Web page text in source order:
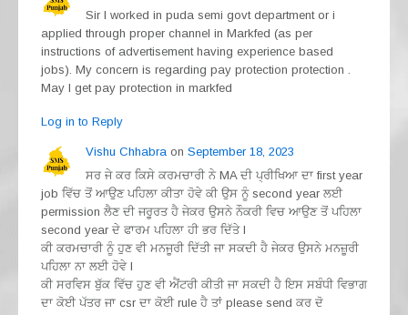
Sir I worked in puda semi govt department or i
applied through proper channel in Markfed (as per
instructions of advertisement having experience based
jobs). My concern is regarding pay protection protection .
May I get pay protection in markfed
Log in to Reply
Vishu Chhabra on September 18, 2023
ਸਰ ਜੇ ਕਰ ਕਿਸੇ ਕਰਮਚਾਰੀ ਨੇ MA ਦੀ ਪ੍ਰੀਖਿਆ ਦਾ first year
job ਵਿੱਚ ਤੋਂ ਆਉਣ ਪਹਿਲਾ ਕੀਤਾ ਹੋਵੇ ਕੀ ਉਸ ਨੂੰ second year ਲਈ
permission ਲੈਣ ਦੀ ਜਰੂਰਤ ਹੈ ਜੇਕਰ ਉਸਨੇ ਨੌਕਰੀ ਵਿਚ ਆਉਣ ਤੋਂ ਪਹਿਲਾ
second year ਦੇ ਫਾਰਮ ਪਹਿਲਾ ਹੀ ਭਰ ਦਿੱਤੇ l
ਕੀ ਕਰਮਚਾਰੀ ਨੂੰ ਹੁਣ ਵੀ ਮਨਜੂਰੀ ਦਿੱਤੀ ਜਾ ਸਕਦੀ ਹੈ ਜੇਕਰ ਉਸਨੇ ਮਨਜ਼ੂਰੀ
ਪਹਿਲਾ ਨਾ ਲਈ ਹੋਵੇ l
ਕੀ ਸਰਵਿਸ ਬੁੱਕ ਵਿੱਚ ਹੁਣ ਵੀ ਐਂਟਰੀ ਕੀਤੀ ਜਾ ਸਕਦੀ ਹੈ ਇਸ ਸਬੰਧੀ ਵਿਭਾਗ
ਦਾ ਕੋਈ ਪੱਤਰ ਜਾ csr ਦਾ ਕੋਈ rule ਹੈ ਤਾਂ please send ਕਰ ਦੋ